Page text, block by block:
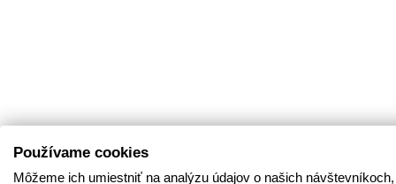
Používame cookies
Môžeme ich umiestniť na analýzu údajov o našich